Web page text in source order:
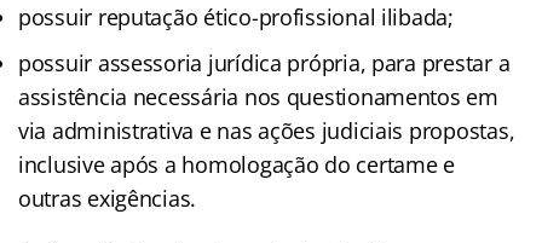
possuir reputação ético-profissional ilibada;
possuir assessoria jurídica própria, para prestar a
assistência necessária nos questionamentos em
via administrativa e nas ações judiciais propostas,
inclusive após a homologação do certame e
outras exigências.